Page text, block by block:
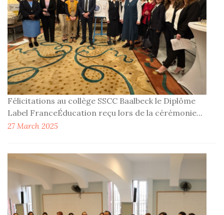
Félicitations au collège SSCC Baalbeck le Diplôme
Label FranceÉducation reçu lors de la cérémonie...
27 March 2025